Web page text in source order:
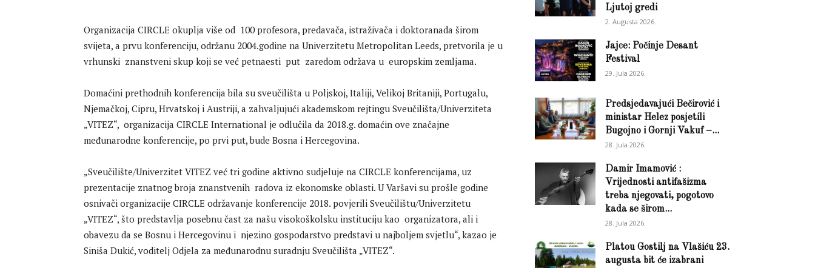
Organizacija CIRCLE okuplja više od 100 profesora, predavača, istraživača i doktoranada širom
svijeta, a prvu konferenciju, održanu 2004.godine na Univerzitetu Metropolitan Leeds, pretvorila je u
vrhunski znanstveni skup koji se već petnaesti put zaredom održava u europskim zemljama.
Domaćini prethodnih konferencija bila su sveučilišta u Poljskoj, Italiji, Velikoj Britaniji, Portugalu,
Njemačkoj, Cipru, Hrvatskoj i Austriji, a zahvaljujući akademskom rejtingu Sveučilišta/Univerziteta
„VITEZ“, organizacija CIRCLE International je odlučila da 2018.g. domaćin ove značajne
međunarodne konferencije, po prvi put, bude Bosna i Hercegovina.
„Sveučilište/Univerzitet VITEZ već tri godine aktivno sudjeluje na CIRCLE konferencijama, uz
prezentacije znatnog broja znanstvenih radova iz ekonomske oblasti. U Varšavi su prošle godine
osnivači organizacije CIRCLE održavanje konferencije 2018. povjerili Sveučilištu/Univerzitetu
„VITEZ“, što predstavlja posebnu čast za našu visokoškolsku instituciju kao organizatora, ali i
obavezu da se Bosnu i Hercegovinu i njezino gospodarstvo predstavi u najboljem svjetlu“, kazao je
Siniša Dukić, voditelj Odjela za međunarodnu suradnju Sveučilišta „VITEZ“.
Ljutoj gredi
2. Augusta 2026.
Jajce: Počinje Desant
Festival
29. Jula 2026.
Predsjedavajući Bečirović i
ministar Helez posjetili
Bugojno i Gornji Vakuf –...
28. Jula 2026.
Damir Imamović :
Vrijednosti antifašizma
treba njegovati, pogotovo
kada se širom...
28. Jula 2026.
Platou Gostilj na Vlašiću 23.
augusta bit će izabrani